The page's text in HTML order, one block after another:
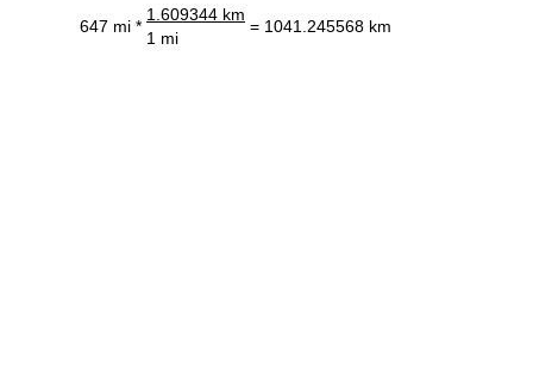
647 mi *
1.609344 km
= 1041.245568 km
1 mi